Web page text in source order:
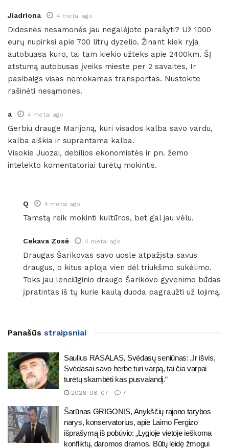
Jiadriona 4 metai ago
Didesnės nesamonės jau negalėjote parašyti? Už 1000
eurų nupirksi apie 700 litrų dyzelio. Žinant kiek ryja
autobuasa kuro, tai tam kiekio užteks apie 2400km. ŠĮ
atstumą autobusas įveiks mieste per 2 savaites, Ir
pasibaigs visas nemokamas transportas. Nustokite
rašinėti nesąmones.
a 4 metai ago
Gerbiu drauge Marijoną, kuri visados kalba savo vardu,
kalba aiškia ir suprantama kalba.
Visokie Juozai, debilios ekonomistės ir pn. žemo
intelekto komentatoriai turėtų mokintis.
Q 4 metai ago
Tamstą reik mokinti kultūros, bet gal jau vėlu.
Cekava Zosė 4 metai ago
Draugas Šarikovas savo uosle atpažįsta savus
draugus, o kitus aploja vien dėl triukšmo sukėlimo.
Toks jau lenciūginio draugo Šarikovo gyvenimo būdas
įpratintas iš tų kurie kaulą duoda pagraužti už lojimą.
Panašūs straipsniai
Saulius RASALAS, Svėdasų seniūnas: „Ir išvis,
Svėdasai savo herbe turi varpą, tai čia varpai
turėtų skambėti kas pusvalandį.“
2026-08-07 7
Šarūnas GRIGONIS, Anykščių rajono tarybos
narys, konservatorius, apie Laimo Fergizo
išprašymą iš pobūvio: „Lygioje vietoje ieškoma
konfliktų, daromos dramos. Būtų leidę žmogui